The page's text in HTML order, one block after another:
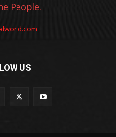
People.
US